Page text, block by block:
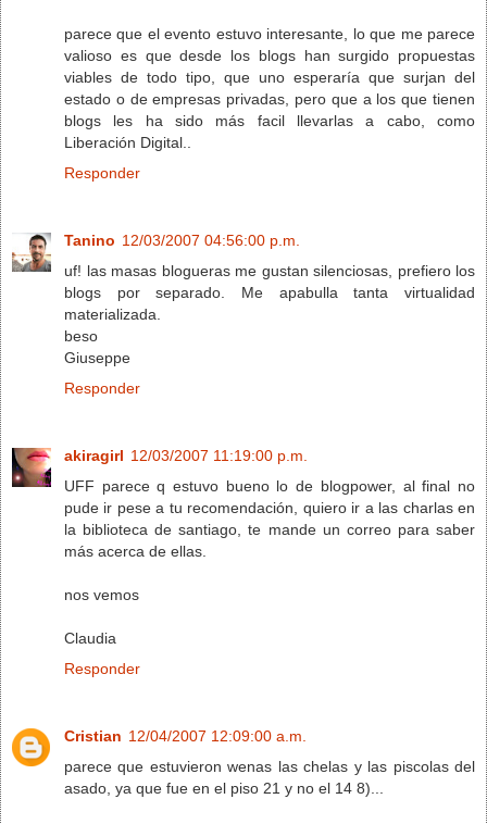
parece que el evento estuvo interesante, lo que me parece
valioso es que desde los blogs han surgido propuestas
viables de todo tipo, que uno esperaría que surjan del
estado o de empresas privadas, pero que a los que tienen
blogs les ha sido más facil llevarlas a cabo, como
Liberación Digital..
Responder
Tanino 12/03/2007 04:56:00 p.m.
uf! las masas blogueras me gustan silenciosas, prefiero los
blogs por separado. Me apabulla tanta virtualidad
materializada.
beso
Giuseppe
Responder
akiragirl 12/03/2007 11:19:00 p.m.
UFF parece q estuvo bueno lo de blogpower, al final no
pude ir pese a tu recomendación, quiero ir a las charlas en
la biblioteca de santiago, te mande un correo para saber
más acerca de ellas.
nos vemos
Claudia
Responder
Cristian 12/04/2007 12:09:00 a.m.
parece que estuvieron wenas las chelas y las piscolas del
asado, ya que fue en el piso 21 y no el 14 8)...